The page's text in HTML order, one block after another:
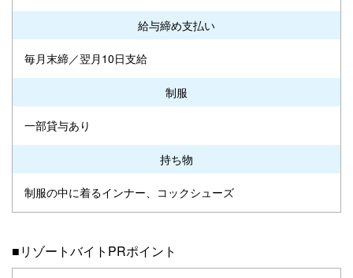
給与締め支払い
毎月末締／翌月10日支給
制服
一部貸与あり
持ち物
制服の中に着るインナー、コックシューズ
■リゾートバイトPRポイント